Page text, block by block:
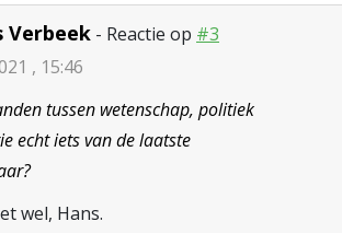
Verbeek - Reactie op #3
, 15:46
tussen wetenschap, politiek
echt iets van de laatste
wel, Hans.